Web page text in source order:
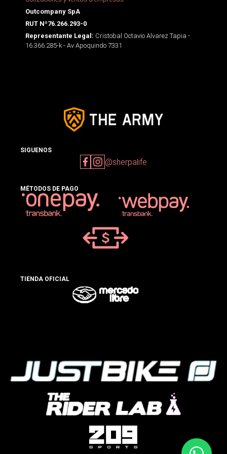
Outcompany SpA
RUT Nº76.266.293-0
Representante Legal: Cristobal Octavio Alvarez Tapia -
16.366.285-k - Av Apoquindo 7331
SIGUENOS
@sherpalife
MÉTODOS DE PAGO
TIENDA OFICIAL